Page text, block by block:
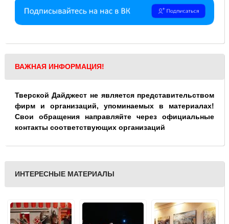
ВАЖНАЯ ИНФОРМАЦИЯ!
Тверской Дайджест не является представительством
фирм и организаций, упоминаемых в материалах!
Свои обращения направляйте через официальные
контакты соответствующих организаций
ИНТЕРЕСНЫЕ МАТЕРИАЛЫ